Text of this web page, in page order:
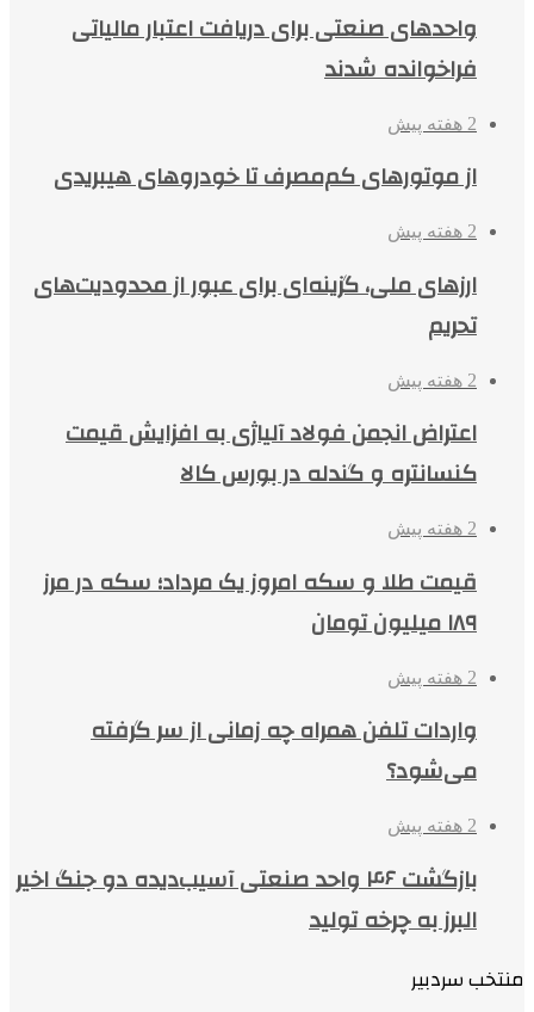
واحدهای صنعتی برای دریافت اعتبار مالیاتی
فراخوانده شدند
2 هفته پیش
از موتورهای کم‌مصرف تا خودروهای هیبریدی
2 هفته پیش
ارزهای ملی، گزینه‌ای برای عبور از محدودیت‌های
تحریم
2 هفته پیش
اعتراض انجمن فولاد آلیاژی به افزایش قیمت
کنسانتره و گندله در بورس کالا
2 هفته پیش
قیمت طلا و سکه امروز یک مرداد؛ سکه در مرز
۱۸۹ میلیون تومان
2 هفته پیش
واردات تلفن همراه چه زمانی از سر گرفته
می‌شود؟
2 هفته پیش
بازگشت ۴۶ واحد صنعتی آسیب‌دیده دو جنگ اخیر
البرز به چرخه تولید
منتخب سردبیر